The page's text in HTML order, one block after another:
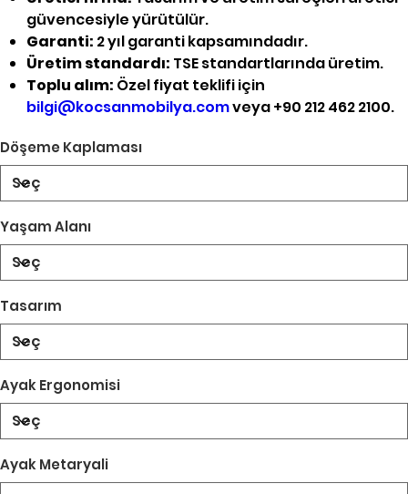
güvencesiyle yürütülür.
Garanti: 2 yıl garanti kapsamındadır.
Üretim standardı: TSE standartlarında üretim.
Toplu alım: Özel fiyat teklifi için
bilgi@kocsanmobilya.comveya +90 212 462 2100.
Döşeme Kaplaması
Yaşam Alanı
Tasarım
Ayak Ergonomisi
Ayak Metaryali